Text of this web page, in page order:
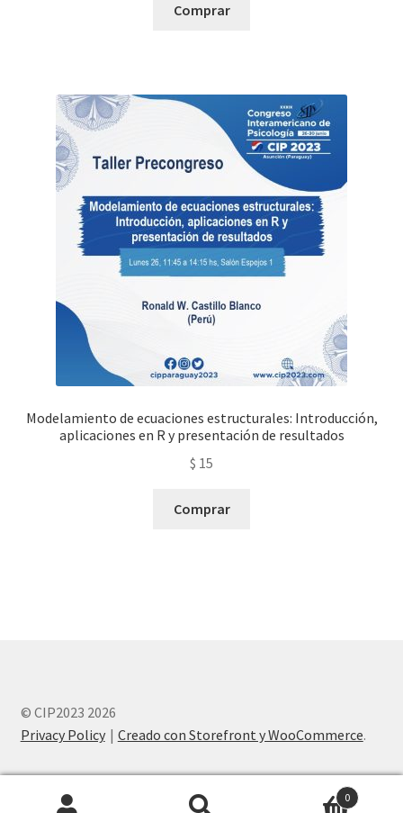
Comprar
Modelamiento de ecuaciones estructurales: Introducción,
aplicaciones en R y presentación de resultados
$ 15
Comprar
© CIP2023 2026
Privacy Policy
Creado con Storefront y WooCommerce.
0